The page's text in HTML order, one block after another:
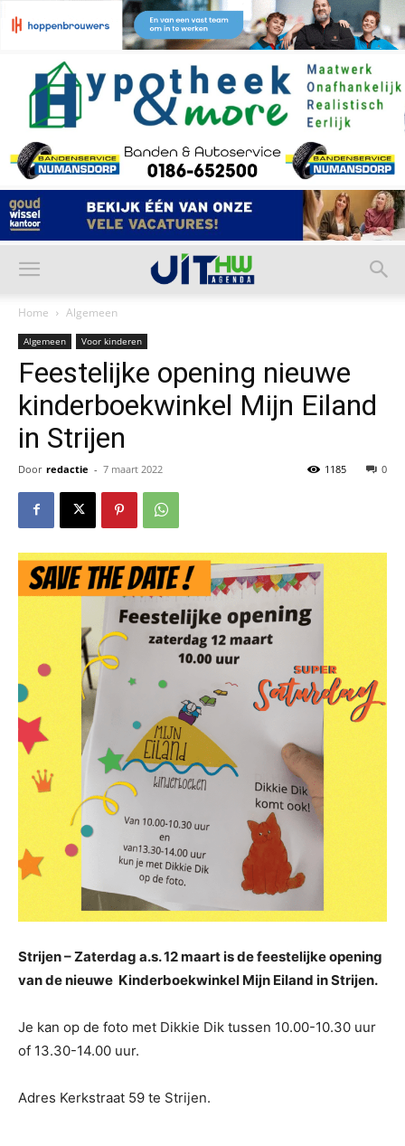
Home Algemeen
Algemeen Voor kinderen
Feestelijke opening nieuwe
kinderboekwinkel Mijn Eiland
in Strijen
Door redactie - 7 maart 2022 0
1185
Strijen – Zaterdag a.s. 12 maart is de feestelijke opening
van de nieuwe Kinderboekwinkel Mijn Eiland in Strijen.
Je kan op de foto met Dikkie Dik tussen 10.00-10.30 uur
of 13.30-14.00 uur.
Adres Kerkstraat 59 te Strijen.